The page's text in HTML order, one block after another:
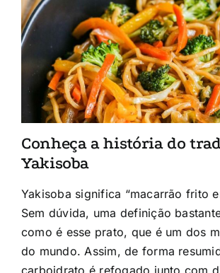
Conheça a história do
Yakisoba
Yakisoba significa “macarrão frito
Sem dúvida, uma definição
como é esse prato, que é um dos
do mundo. Assim, de forma
carboidrato é refogado junto com